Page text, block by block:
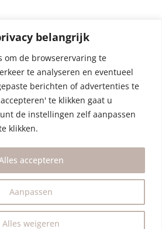
belangrijk
om de browserervaring te
te analyseren en eventueel
berichten of advertenties te
te klikken gaat u
de instellingen zelf aanpassen
klikken.
Aanpassen
Alles weigeren
accepteren
verzendkosten
Voorwaarden